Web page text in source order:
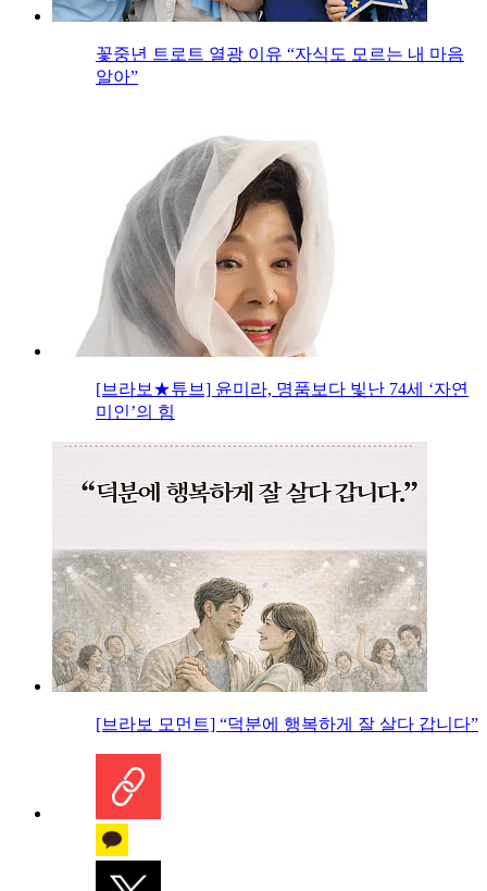
꽃중년 트로트 열광 이유 “자식도 모르는 내 마음
알아”
[브라보★튜브] 윤미라, 명품보다 빛난 74세 ‘자연
미인’의 힘
[브라보 모먼트] “덕분에 행복하게 잘 살다 갑니다”